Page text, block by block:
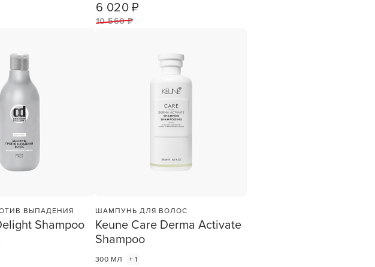
6 020 ₽
10 560 ₽
ВЫПАДЕНИЯ
Shampoo
ШАМПУНЬ ДЛЯ ВОЛОС
Keune Care Derma Activate
Shampoo
300 МЛ + 1
приложение
смартфона!
RedHare Market
и оформлять заказы —
быстрее! Установи